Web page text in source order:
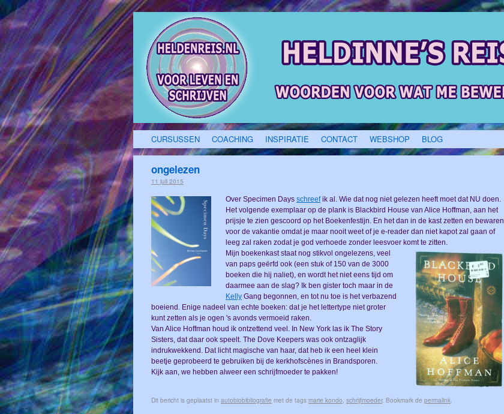
CURSUSSEN COACHING INSPIRATIE CONTACT WEBSHOP BLOG
ongelezen
11 juli 2015
Over Specimen Days schreefik al. Wie dat nog niet gelezen heeft moet dat NU doen.
Het volgende exemplaar op de plank is Blackbird House van Alice Hoffman, aan het
prijsje te zien gescoord op het Boekenfestijn. En het dan in de kast zetten en bewaren
voor de vakantie omdat je maar nooit weet of je e-reader dan niet kapot zal gaan of
leeg zal raken zodat je god verhoede zonder leesvoer komt te zitten.
Mijn boekenkast staat nog stikvol ongelezens, veel
van paps geërfd ook (een stuk of 150 van de 3000
boeken die hij naliet), en wordt het niet eens tijd om
daarmee aan de slag? Ik ben gister toch maar in de
Kelly Gang begonnen, en tot nu toe is het verbazend
boeiend. Enige nadeel van echte boeken: dat je het lettertype niet groter
kunt zetten als je ogen 's avonds vermoeid raken.
Van Alice Hoffman houd ik ontzettend veel. In New York las ik The Story
Sisters, dat daar ook speelt. The Dove Keepers was ook ontzaglijk
indrukwekkend. Dat licht magische van haar, dat heb ik een heel klein
beetje geprobeerd te gebruiken bij de kerkhofscènes in Brandsporen.
Kijk aan, we hebben alweer een schrijfmoeder te pakken!
Dit bericht is geplaatst in autobiobibliografie met de tags marie kondo schrijfmoeder. Bookmark de permalink